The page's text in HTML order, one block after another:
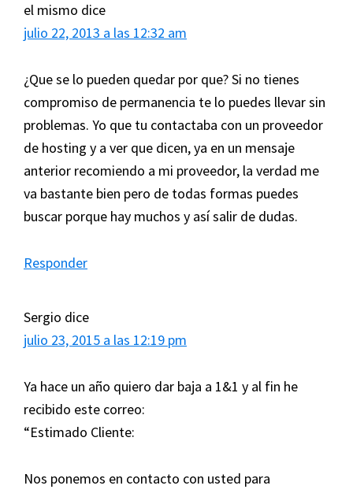
el mismo dice
julio 22, 2013 a las 12:32 am
¿Que se lo pueden quedar por que? Si no tienes
compromiso de permanencia te lo puedes llevar sin
problemas. Yo que tu contactaba con un proveedor
de hosting y a ver que dicen, ya en un mensaje
anterior recomiendo a mi proveedor, la verdad me
va bastante bien pero de todas formas puedes
buscar porque hay muchos y así salir de dudas.
Responder
Sergio dice
julio 23, 2015 a las 12:19 pm
Ya hace un año quiero dar baja a 1&1 y al fin he
recibido este correo:
“Estimado Cliente:
Nos ponemos en contacto con usted para